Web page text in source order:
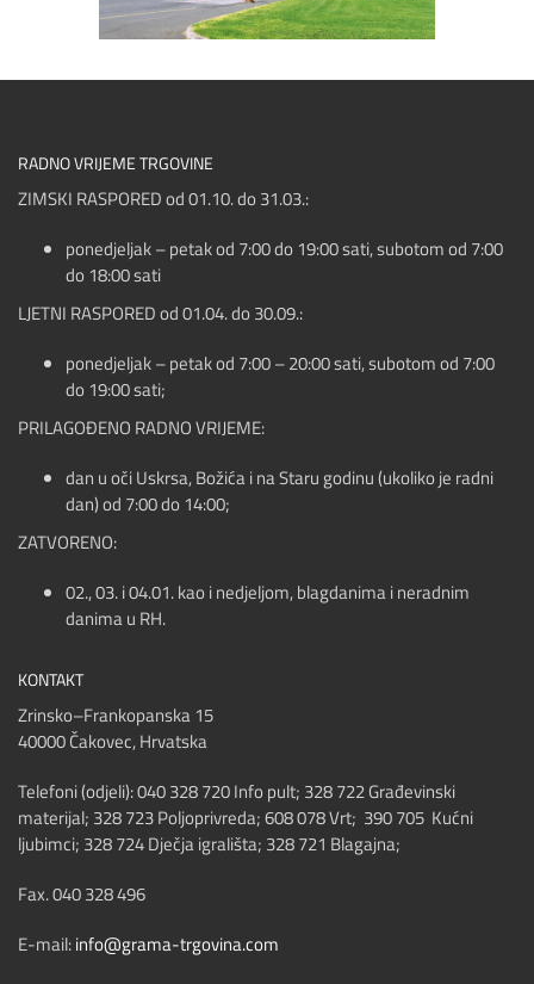
RADNO VRIJEME TRGOVINE
ZIMSKI RASPORED od 01.10. do 31.03.:
ponedjeljak – petak od 7:00 do 19:00 sati, subotom od 7:00
do 18:00 sati
LJETNI RASPORED od 01.04. do 30.09.:
ponedjeljak – petak od 7:00 – 20:00 sati, subotom od 7:00
do 19:00 sati;
PRILAGOĐENO RADNO VRIJEME:
dan u oči Uskrsa, Božića i na Staru godinu (ukoliko je radni
dan) od 7:00 do 14:00;
ZATVORENO:
02., 03. i 04.01. kao i nedjeljom, blagdanima i neradnim
danima u RH.
KONTAKT
Zrinsko–Frankopanska 15
40000 Čakovec, Hrvatska
Telefoni (odjeli): 040 328 720 Info pult; 328 722 Građevinski
materijal; 328 723 Poljoprivreda; 608 078 Vrt; 390 705 Kućni
ljubimci; 328 724 Dječja igrališta; 328 721 Blagajna;
Fax. 040 328 496
E-mail:info@grama-trgovina.com